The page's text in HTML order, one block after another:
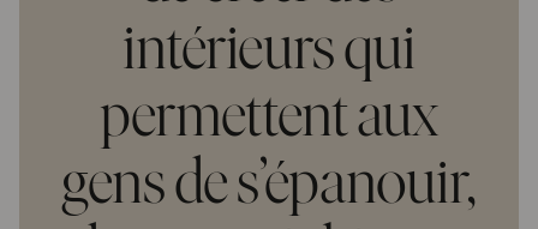
intérieurs qui
permettent aux
gens de s’épanouir,